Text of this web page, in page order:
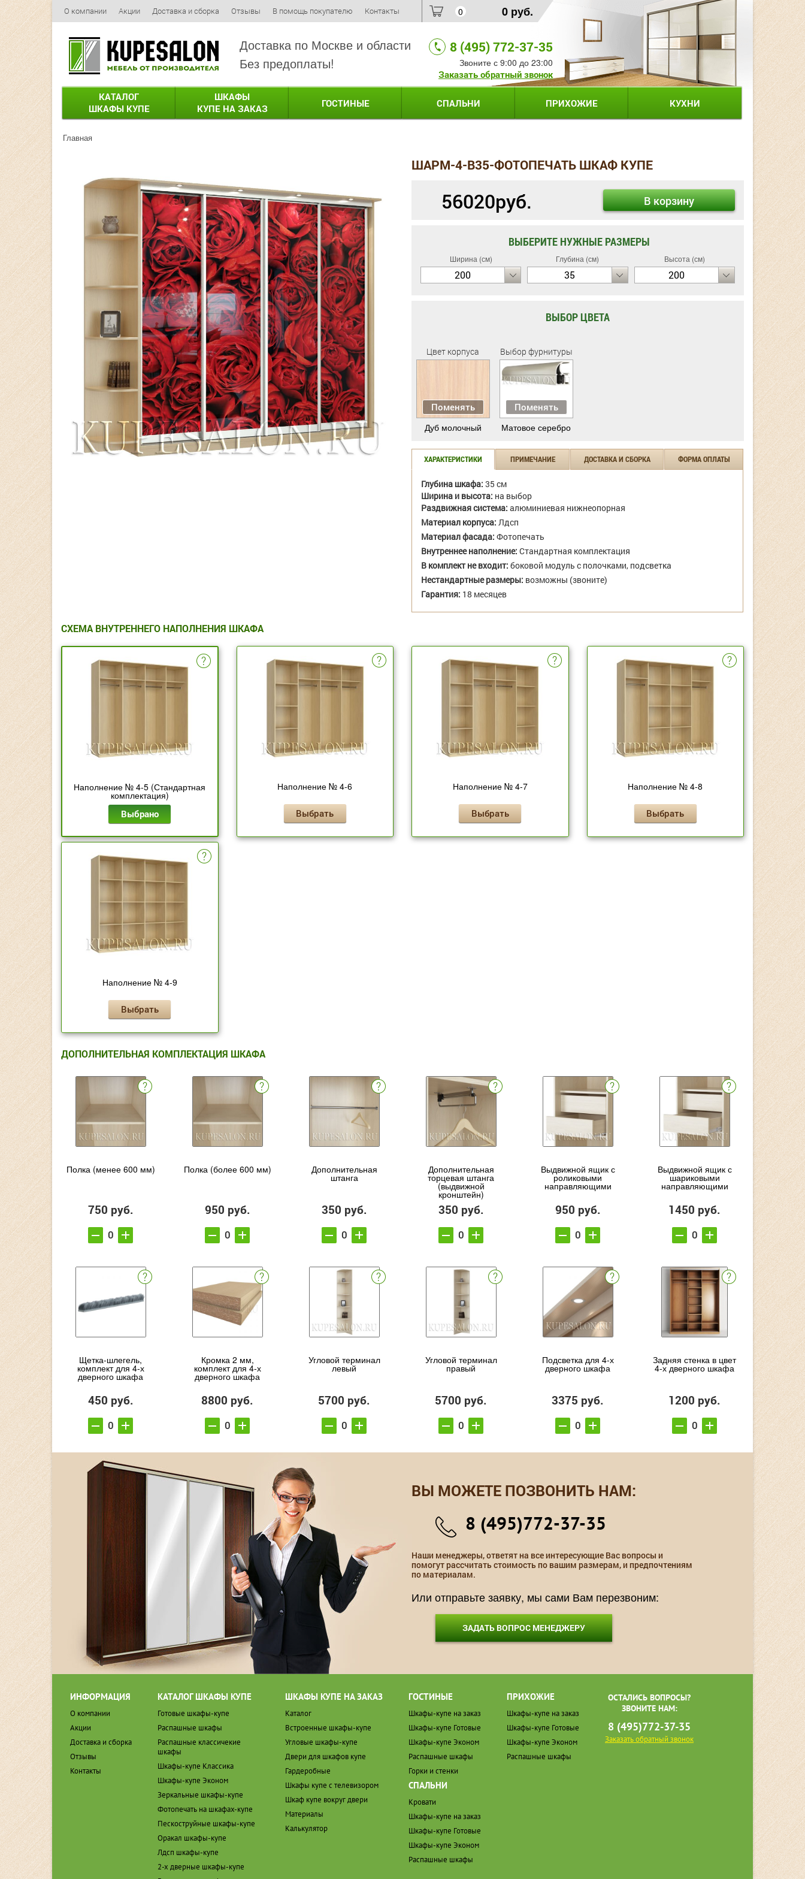
О компании Акции Доставка и сборка Отзывы В помощь покупателю Контакты 0 0 руб.
Доставка по Москве и области
Без предоплаты!
8 (495) 772-37-35
Звоните с 9:00 до 23:00
Заказать обратный звонок
КАТАЛОГ
ШКАФЫ КУПЕ
ШКАФЫ
КУПЕ НА ЗАКАЗ
ГОСТИНЫЕ СПАЛЬНИ ПРИХОЖИЕ КУХНИ
Главная
ШАРМ-4-B35-ФОТОПЕЧАТЬ ШКАФ КУПЕ
56020руб. В корзину
ВЫБЕРИТЕ НУЖНЫЕ РАЗМЕРЫ
Ширина (см)
200
Глубина (см)
35
Высота (см)
200
ВЫБОР ЦВЕТА
Цвет корпуса
Поменять
Дуб молочный
Выбор фурнитуры
Поменять
Матовое серебро
ХАРАКТЕРИСТИКИ ПРИМЕЧАНИЕ ДОСТАВКА И СБОРКА ФОРМА ОПЛАТЫ
Глубина шкафа: 35 см
Ширина и высота: на выбор
Раздвижная система: алюминиевая нижнеопорная
Материал корпуса: Лдсп
Материал фасада: Фотопечать
Внутреннее наполнение: Стандартная комплектация
В комплект не входит: боковой модуль с полочками, подсветка
Нестандартные размеры: возможны (звоните)
Гарантия: 18 месяцев
СХЕМА ВНУТРЕННЕГО НАПОЛНЕНИЯ ШКАФА
Наполнение № 4-5 (Стандартная
комплектация)
Выбрано
Наполнение № 4-6
Выбрать
Наполнение № 4-7
Выбрать
Наполнение № 4-8
Выбрать
Наполнение № 4-9
Выбрать
ДОПОЛНИТЕЛЬНАЯ КОМПЛЕКТАЦИЯ ШКАФА
Полка (менее 600 мм)
750 руб.
Полка (более 600 мм)
950 руб.
Дополнительная
штанга
350 руб.
Дополнительная
торцевая штанга
(выдвижной
кронштейн)
350 руб.
Выдвижной ящик с
роликовыми
направляющими
950 руб.
Выдвижной ящик с
шариковыми
направляющими
1450 руб.
Щетка-шлегель,
комплект для 4-х
дверного шкафа
450 руб.
Кромка 2 мм,
комплект для 4-х
дверного шкафа
8800 руб.
Угловой терминал
левый
5700 руб.
Угловой терминал
правый
5700 руб.
Подсветка для 4-х
дверного шкафа
3375 руб.
Задняя стенка в цвет
4-х дверного шкафа
1200 руб.
ВЫ МОЖЕТЕ ПОЗВОНИТЬ НАМ:
8 (495)772-37-35
Наши менеджеры, ответят на все интересующие Вас вопросы и
помогут рассчитать стоимость по вашим размерам, и предпочтениям
по материалам.
Или отправьте заявку, мы сами Вам перезвоним:
ЗАДАТЬ ВОПРОС МЕНЕДЖЕРУ
ИНФОРМАЦИЯ
О компании
Акции
Доставка и сборка
Отзывы
Контакты
КАТАЛОГ ШКАФЫ КУПЕ
Готовые шкафы-купе
Распашные шкафы
Распашные классичекие
шкафы
Шкафы-купе Классика
Шкафы-купе Эконом
Зеркальные шкафы-купе
Фотопечать на шкафах-купе
Пескоструйные шкафы-купе
Оракал шкафы-купе
Лдсп шкафы-купе
2-х дверные шкафы-купе
ШКАФЫ КУПЕ НА ЗАКАЗ
Каталог
Встроенные шкафы-купе
Угловые шкафы-купе
Двери для шкафов купе
Гардеробные
Шкафы купе с телевизором
Шкаф купе вокруг двери
Материалы
Калькулятор
ГОСТИНЫЕ
Шкафы-купе на заказ
Шкафы-купе Готовые
Шкафы-купе Эконом
Распашные шкафы
Горки и стенки
СПАЛЬНИ
Кровати
Шкафы-купе на заказ
Шкафы-купе Готовые
Шкафы-купе Эконом
Распашные шкафы
ПРИХОЖИЕ
Шкафы-купе на заказ
Шкафы-купе Готовые
Шкафы-купе Эконом
Распашные шкафы
ОСТАЛИСЬ ВОПРОСЫ?
ЗВОНИТЕ НАМ:
8 (495)772-37-35
Заказать обратный звонок